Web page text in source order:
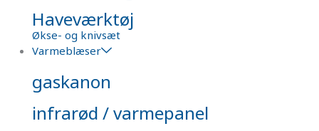
Haveværktøj
Økse- og knivsæt
Varmeblæser
gaskanon
infrarød / varmepanel